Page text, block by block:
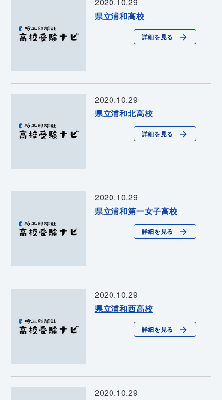
県立浦和高校
詳細を見る
2020.10.29
県立浦和北高校
詳細を見る
2020.10.29
県立浦和第一女子高校
詳細を見る
2020.10.29
県立浦和西高校
詳細を見る
2020.10.29